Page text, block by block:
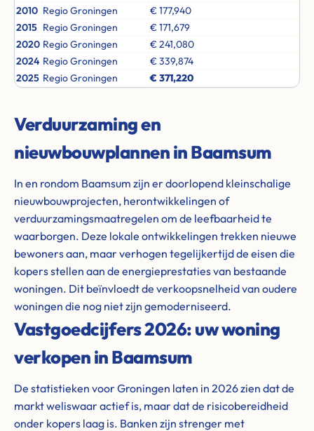
2010 Regio Groningen
€ 177,940
2015 Regio Groningen
€ 171,679
2020 Regio Groningen
€ 241,080
2024 Regio Groningen
€ 339,874
2025 Regio Groningen € 371,220
Verduurzaming en
nieuwbouwplannen in Baamsum
In en rondom Baamsum zijn er doorlopend kleinschalige
nieuwbouwprojecten, herontwikkelingen of
verduurzamingsmaatregelen om de leefbaarheid te
waarborgen. Deze lokale ontwikkelingen trekken nieuwe
bewoners aan, maar verhogen tegelijkertijd de eisen die
kopers stellen aan de energieprestaties van bestaande
woningen. Dit beïnvloedt de verkoopsnelheid van oudere
woningen die nog niet zijn gemoderniseerd.
Vastgoedcijfers 2026: uw woning
verkopen in Baamsum
De statistieken voor Groningen laten in 2026 zien dat de
markt weliswaar actief is, maar dat de risicobereidheid
onder kopers laag is. Banken zijn strenger met